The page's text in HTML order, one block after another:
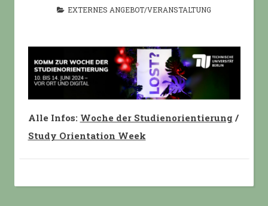
EXTERNES ANGEBOT/VERANSTALTUNG
Alle Infos: Woche der Studienorientierung /
Study Orientation Week